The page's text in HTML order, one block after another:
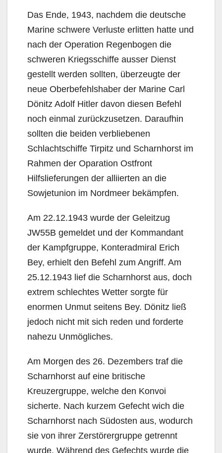
Das Ende, 1943, nachdem die deutsche
Marine schwere Verluste erlitten hatte und
nach der Operation Regenbogen die
schweren Kriegsschiffe ausser Dienst
gestellt werden sollten, überzeugte der
neue Oberbefehlshaber der Marine Carl
Dönitz Adolf Hitler davon diesen Befehl
noch einmal zurückzusetzen. Daraufhin
sollten die beiden verbliebenen
Schlachtschiffe Tirpitz und Scharnhorst im
Rahmen der Oparation Ostfront
Hilfslieferungen der alliierten an die
Sowjetunion im Nordmeer bekämpfen.
Am 22.12.1943 wurde der Geleitzug
JW55B gemeldet und der Kommandant
der Kampfgruppe, Konteradmiral Erich
Bey, erhielt den Befehl zum Angriff. Am
25.12.1943 lief die Scharnhorst aus, doch
extrem schlechtes Wetter sorgte für
enormen Unmut seitens Bey. Dönitz ließ
jedoch nicht mit sich reden und forderte
nahezu Unmögliches.
Am Morgen des 26. Dezembers traf die
Scharnhorst auf eine britische
Kreuzergruppe, welche den Konvoi
sicherte. Nach kurzem Gefecht wich die
Scharnhorst nach Südosten aus, wodurch
sie von ihrer Zerstörergruppe getrennt
wurde. Während des Gefechts wurde die